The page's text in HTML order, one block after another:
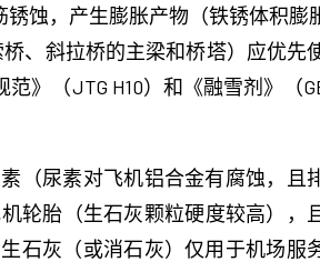
蚀，产生膨胀产物（铁锈体积膨
、斜拉桥的主梁和桥塔）应优先
》（JTG H10）和《融雪剂》（
（尿素对飞机铝合金有腐蚀，且
轮胎（生石灰颗粒硬度较高），
石灰（或消石灰）仅用于机场服